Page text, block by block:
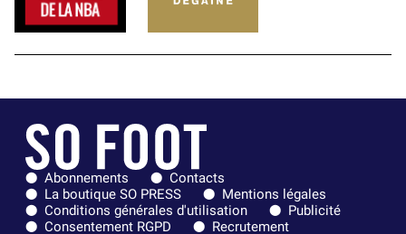
Abonnements
Contacts
La boutique SO PRESS
Mentions légales
Conditions générales d'utilisation
Publicité
Consentement RGPD
Recrutement